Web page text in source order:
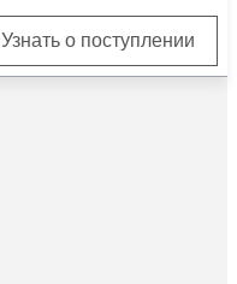
Узнать о поступлении